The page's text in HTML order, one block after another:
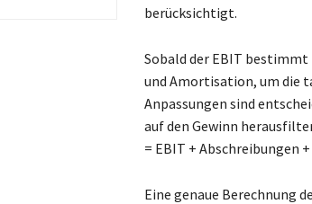
berücksichtigt.
Sobald der EBIT
und Amortisation, um die
Anpassungen sind
auf den Gewinn
= EBIT + Abschreibungen
Eine genaue Berechnung